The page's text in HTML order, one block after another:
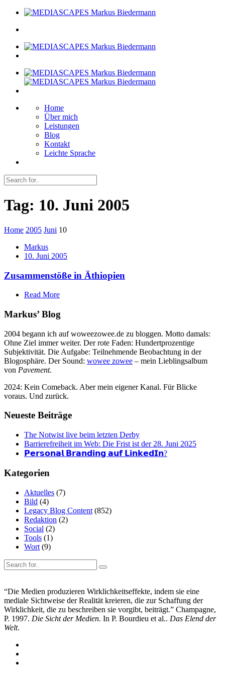
Home
Über mich
Leistungen
Blog
Kontakt
Leichte Sprache
Tag: 10. Juni 2005
Home 2005 Juni 10
Markus
10. Juni 2005
Zusammenstöße in Äthiopien
Read More
Markus’ Blog
2004 begann ich auf woweezowee.de zu bloggen. Motto damals:
Ohne Ziel immer weiter. Der rote Faden: Hundertprozentige
Subjektivität. Die Aufgabe: Teilnehmende Beobachtung in der
Blogosphäre. Der Sound: wowee zowee – mein Lieblingsalbum
von Pavement.
2024: Kein Comeback. Aber mein eigener Kanal. Für Blicke
voraus. Und zurück.
Neueste Beiträge
The Notwist live beim letzten Derby
Barrierefreiheit im Web: Die Frist ist der 28. Juni 2025
𝗣𝗲𝗿𝘀𝗼𝗻𝗮𝗹 𝗕𝗿𝗮𝗻𝗱𝗶𝗻𝗴 𝗮𝘂𝗳 𝗟𝗶𝗻𝗸𝗲𝗱𝗜𝗻?
Kategorien
Aktuelles (7)
Bild (4)
Legacy Blog Content (852)
Redaktion (2)
Social (2)
Tools (1)
Wort (9)
“Die Medien produzieren Wirklichkeitseffekte, indem sie eine
mediale Sichtweise der Realität kreieren, die zur Schaffung der
Wirklichkeit, die zu beschreiben sie vorgibt, beiträgt.” Champagne,
P. 1997. Die Sicht der Medien. In P. Bourdieu et al.. Das Elend der
Welt.